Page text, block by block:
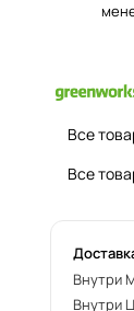
Все
Все
Внутри
Внутри